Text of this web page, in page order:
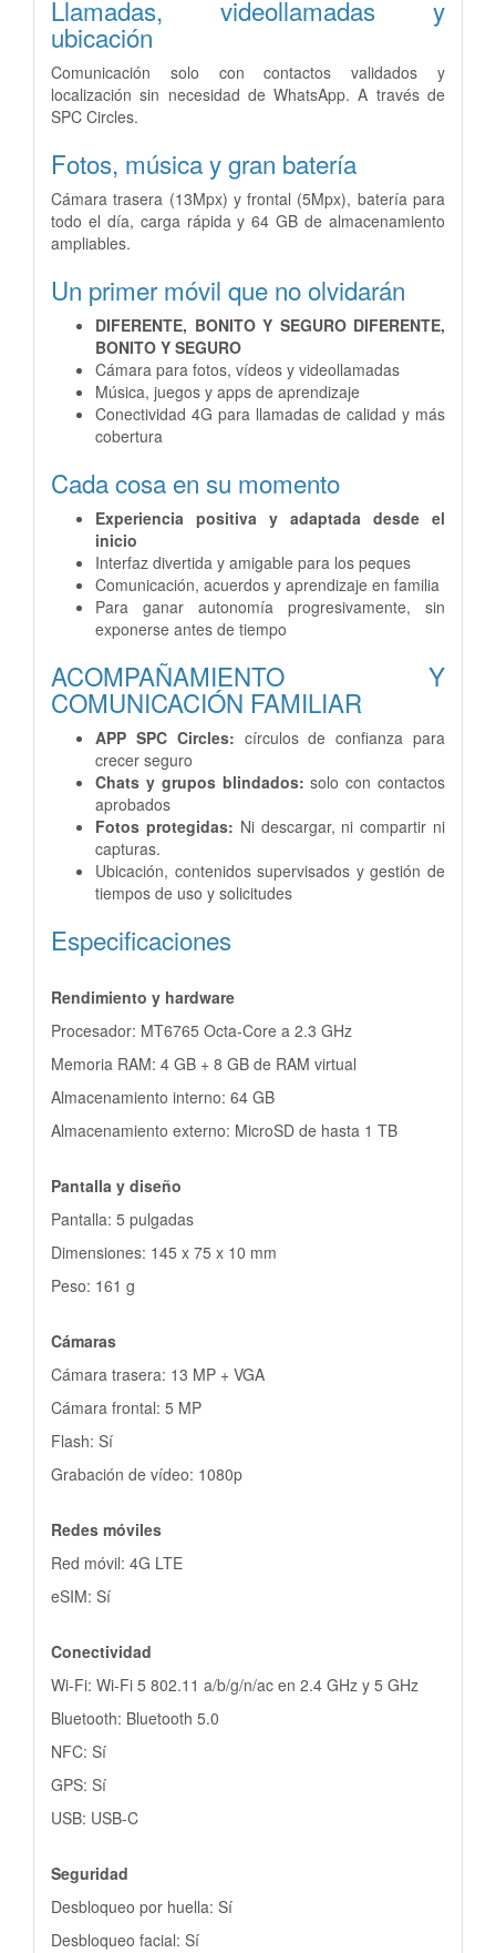
Llamadas, videollamadas y
ubicación
Comunicación solo con contactos validados y
localización sin necesidad de WhatsApp. A través de
SPC Circles.
Fotos, música y gran batería
Cámara trasera (13Mpx) y frontal (5Mpx), batería para
todo el día, carga rápida y 64 GB de almacenamiento
ampliables.
Un primer móvil que no olvidarán
DIFERENTE, BONITO Y SEGURO DIFERENTE,
BONITO Y SEGURO
Cámara para fotos, vídeos y videollamadas
Música, juegos y apps de aprendizaje
Conectividad 4G para llamadas de calidad y más
cobertura
Cada cosa en su momento
Experiencia positiva y adaptada desde el
inicio
Interfaz divertida y amigable para los peques
Comunicación, acuerdos y aprendizaje en familia
Para ganar autonomía progresivamente, sin
exponerse antes de tiempo
ACOMPAÑAMIENTO Y
COMUNICACIÓN FAMILIAR
APP SPC Circles: círculos de confianza para
crecer seguro
Chats y grupos blindados: solo con contactos
aprobados
Fotos protegidas: Ni descargar, ni compartir ni
capturas.
Ubicación, contenidos supervisados y gestión de
tiempos de uso y solicitudes
Especificaciones
Rendimiento y hardware
Procesador: MT6765 Octa-Core a 2.3 GHz
Memoria RAM: 4 GB + 8 GB de RAM virtual
Almacenamiento interno: 64 GB
Almacenamiento externo: MicroSD de hasta 1 TB
Pantalla y diseño
Pantalla: 5 pulgadas
Dimensiones: 145 x 75 x 10 mm
Peso: 161 g
Cámaras
Cámara trasera: 13 MP + VGA
Cámara frontal: 5 MP
Flash: Sí
Grabación de vídeo: 1080p
Redes móviles
Red móvil: 4G LTE
eSIM: Sí
Conectividad
Wi-Fi: Wi-Fi 5 802.11 a/b/g/n/ac en 2.4 GHz y 5 GHz
Bluetooth: Bluetooth 5.0
NFC: Sí
GPS: Sí
USB: USB-C
Seguridad
Desbloqueo por huella: Sí
Desbloqueo facial: Sí